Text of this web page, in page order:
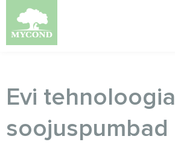
Evi tehnoloogia
soojuspumbad